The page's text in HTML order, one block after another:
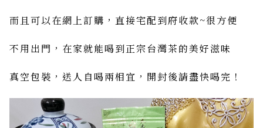
而且可以在網上訂購，直接宅配到府收款~很方便
不用出門，在家就能喝到正宗台灣茶的美好滋味
真空包裝，送人自喝兩相宜，開封後請盡快喝完！